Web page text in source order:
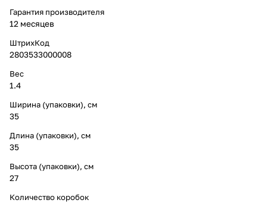
Гарантия производителя
12 месяцев
ШтрихКод
2803533000008
Вес
1.4
Ширина (упаковки), см
35
Длина (упаковки), см
35
Высота (упаковки), см
27
Количество коробок